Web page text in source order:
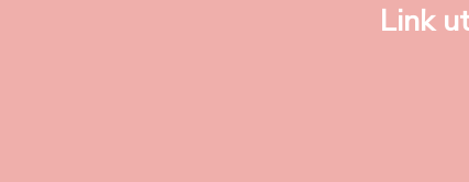
Link